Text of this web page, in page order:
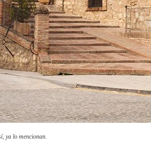
ya lo mencionan.